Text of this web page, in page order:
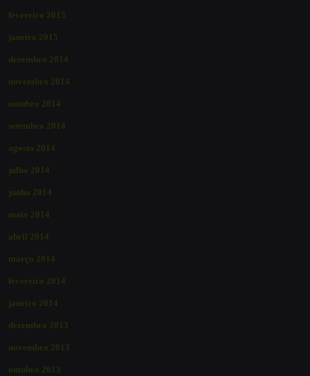
fevereiro 2015
janeiro 2015
dezembro 2014
novembro 2014
outubro 2014
setembro 2014
agosto 2014
julho 2014
junho 2014
maio 2014
abril 2014
março 2014
fevereiro 2014
janeiro 2014
dezembro 2013
novembro 2013
outubro 2013